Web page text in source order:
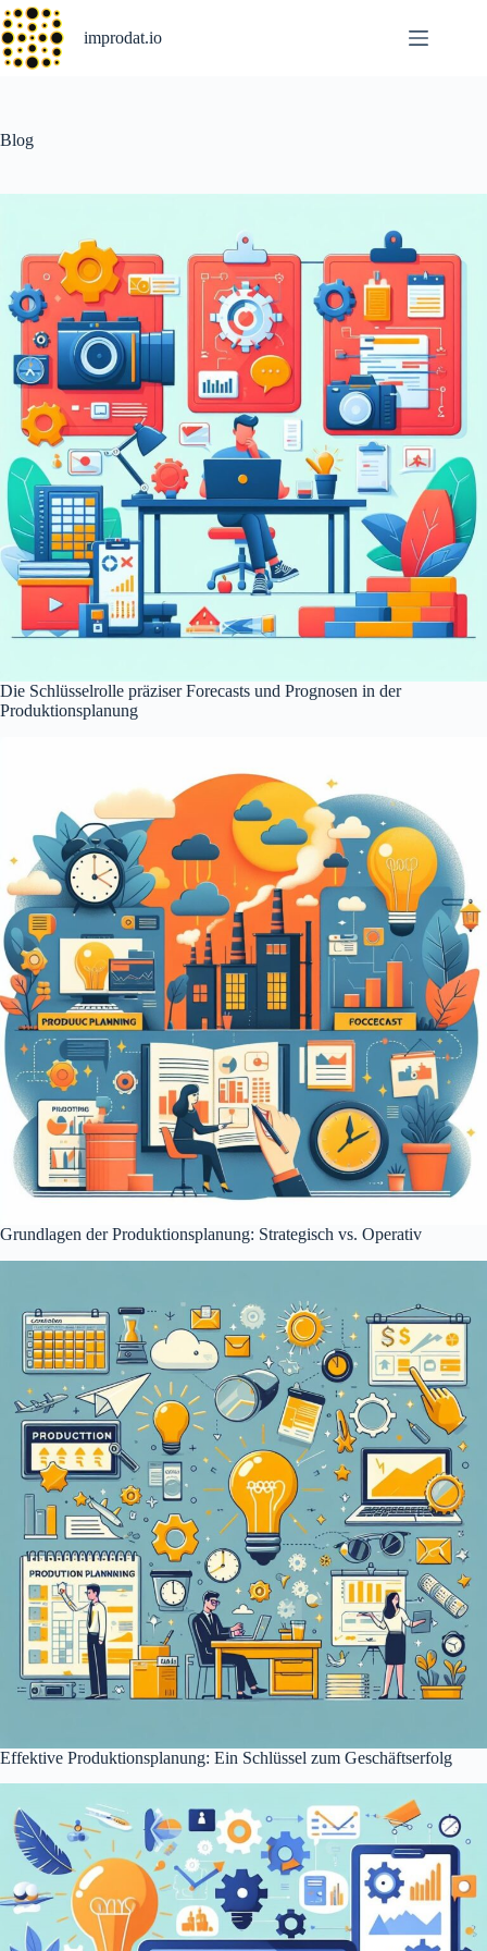
Skip
to
content
improdat.io
Blog
Die Schlüsselrolle präziser Forecasts und Prognosen in der
Produktionsplanung
Grundlagen der Produktionsplanung: Strategisch vs. Operativ
Effektive Produktionsplanung: Ein Schlüssel zum Geschäftserfolg